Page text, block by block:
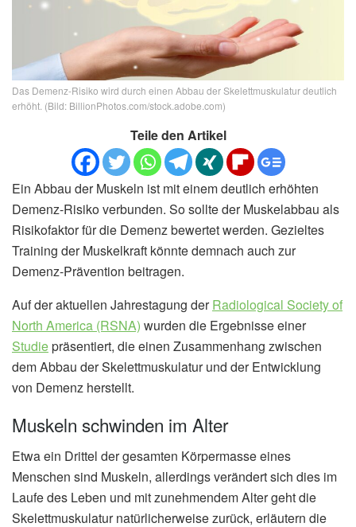
Das Demenz-Risiko wird durch einen Abbau der Skelettmuskulatur deutlich
erhöht. (Bild: BillionPhotos.com/stock.adobe.com)
Teile den Artikel
Ein Abbau der Muskeln ist mit einem deutlich erhöhten
Demenz-Risiko verbunden. So sollte der Muskelabbau als
Risikofaktor für die Demenz bewertet werden. Gezieltes
Training der Muskelkraft könnte demnach auch zur
Demenz-Prävention beitragen.
Auf der aktuellen Jahrestagung derRadiological Society of
North America (RSNA) wurden die Ergebnisse einer
Studiepräsentiert, die einen Zusammenhang zwischen
dem Abbau der Skelettmuskulatur und der Entwicklung
von Demenz herstellt.
Muskeln schwinden im Alter
Etwa ein Drittel der gesamten Körpermasse eines
Menschen sind Muskeln, allerdings verändert sich dies im
Laufe des Leben und mit zunehmendem Alter geht die
Skelettmuskulatur natürlicherweise zurück, erläutern die